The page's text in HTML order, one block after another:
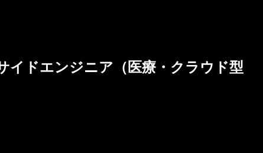
イドエンジニア（医療・クラウド型